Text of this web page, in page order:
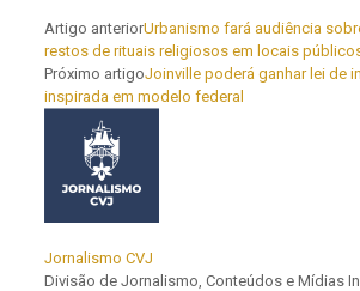
Artigo anteriorUrbanismo fará audiência
restos de rituais religiosos em locais
Próximo artigoJoinville poderá ganhar lei de
inspirada em modelo federal
Jornalismo CVJ
Divisão de Jornalismo, Conteúdos e Mídias